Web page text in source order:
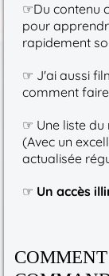
☞Du contenu
pour
rapidement
☞ J'ai aussi
comment
☞ Une liste du
(Avec un
actualisée
☞ Un accès